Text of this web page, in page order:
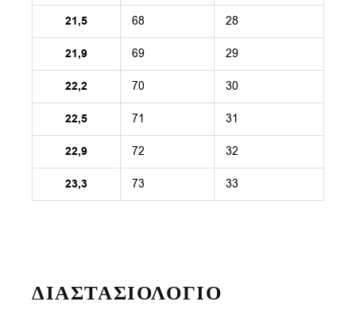
21,5 68 28
21,9 69 29
22,2 70 30
22,5 71 31
22,9 72 32
23,3 73 33
ΔΙΑΣΤΑΣΙΟΛΟΓΙΟ